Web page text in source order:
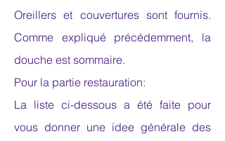
Oreillers et couvertures sont fournis.
Comme expliquéprécédemment, la
douche est sommaire.
Pour la partie restauration:
La liste ci-dessous a été faite pour
vous donner une idee générale des